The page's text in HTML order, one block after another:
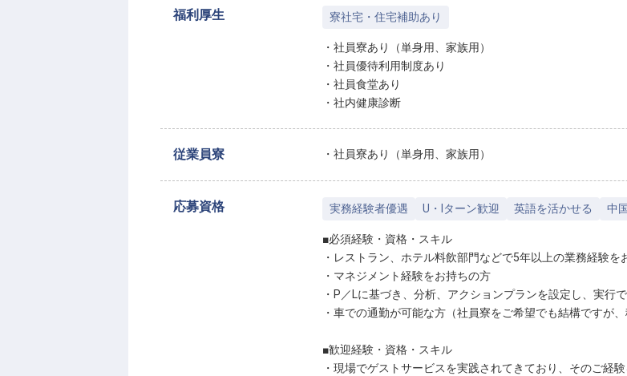
福利厚生 寮社宅・住宅補助あり
・社員寮あり（単身用、家族用）
・社員優待利用制度あり
・社員食堂あり
・社内健康診断
従業員寮 ・社員寮あり（単身用、家族用）
応募資格 実務経験者優遇 U・Iターン歓迎 英語を活かせる 中
■必須経験・資格・スキル
・レストラン、ホテル料飲部門などで5年以上の業務経験を
・マネジメント経験をお持ちの方
・P／Lに基づき、分析、アクションプランを設定し、実行
・車での通勤が可能な方（社員寮をご希望でも結構ですが
■歓迎経験・資格・スキル
・現場でゲストサービスを実践されてきており、そのご経